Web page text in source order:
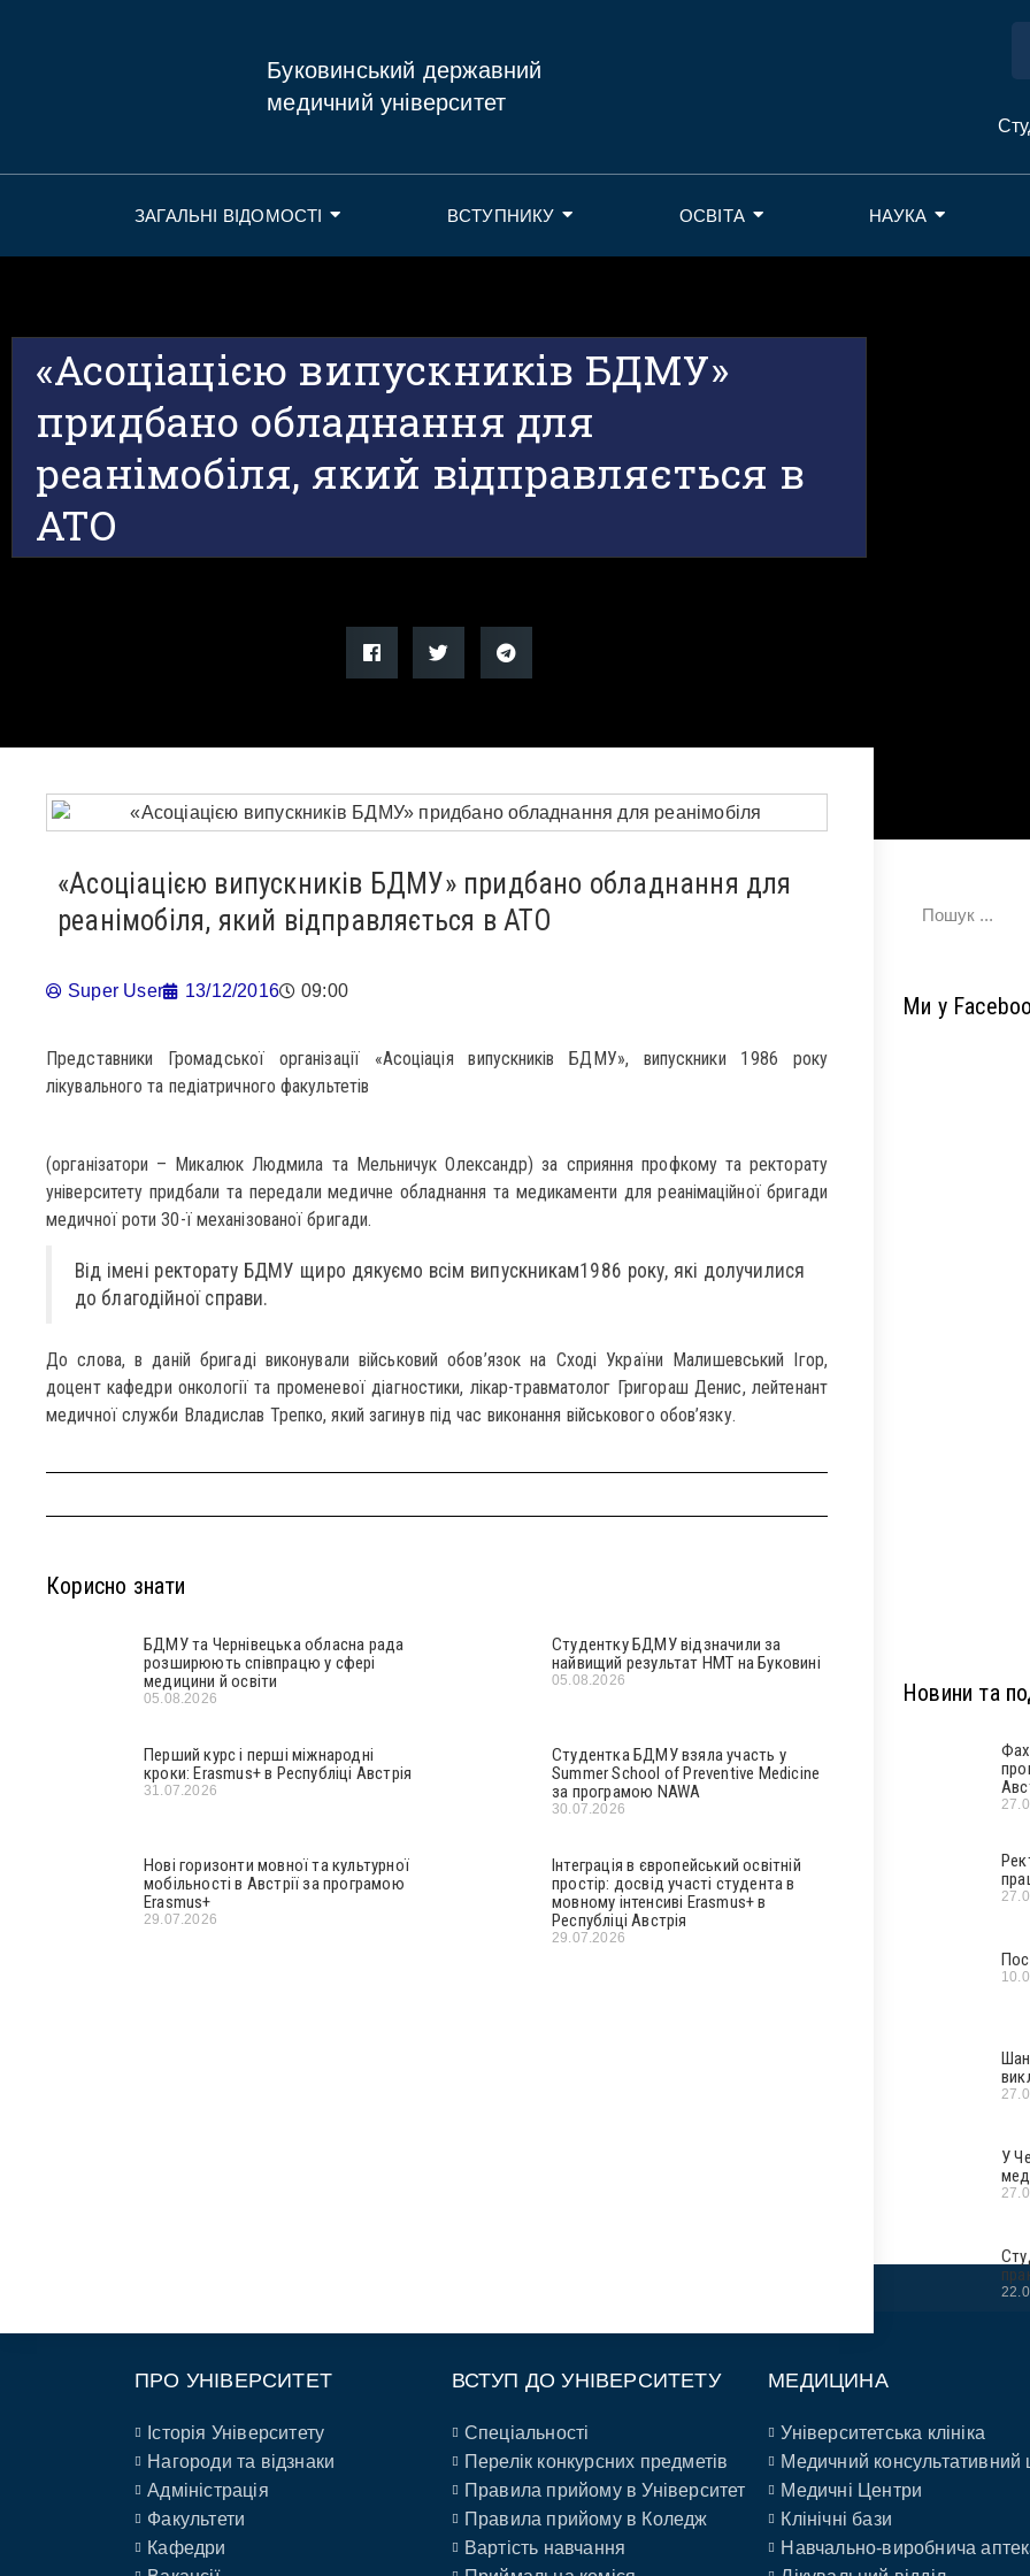
Буковинський державний
медичний університет
ЗАГАЛЬНІ ВІДОМОСТІ ВСТУПНИКУ ОСВІТА НАУКА
«Асоціацією випускників БДМУ»
придбано обладнання для
реанімобіля, який відправляється в
АТО
«Асоціацією випускників БДМУ» придбано обладнання для
реанімобіля, який відправляється в АТО
Super User 13/12/2016 09:00
Представники Громадської організації «Асоціація випускників БДМУ», випускники 1986 року
лікувального та педіатричного факультетів
(організатори – Микалюк Людмила та Мельничук Олександр) за сприяння профкому та ректорату
університету придбали та передали медичне обладнання та медикаменти для реанімаційної бригади
медичної роти 30-ї механізованої бригади.
Від імені ректорату БДМУ щиро дякуємо всім випускникам1986 року, які долучилися
до благодійної справи.
До слова, в даній бригаді виконували військовий обов’язок на Сході України Малишевський Ігор,
доцент кафедри онкології та променевої діагностики, лікар-травматолог Григораш Денис, лейтенант
медичної служби Владислав Трепко, який загинув під час виконання військового обов’язку.
Корисно знати
БДМУ та Чернівецька обласна рада
розширюють співпрацю у сфері
медицини й освіти
05.08.2026
Студентку БДМУ відзначили за
найвищий результат НМТ на Буковині
05.08.2026
Перший курс і перші міжнародні
кроки: Erasmus+ в Республіці Австрія
31.07.2026
Студентка БДМУ взяла участь у
Summer School of Preventive Medicine
за програмою NAWA
30.07.2026
Нові горизонти мовної та культурної
мобільності в Австрії за програмою
Erasmus+
29.07.2026
Інтеграція в європейський освітній
простір: досвід участі студента в
мовному інтенсиві Erasmus+ в
Республіці Австрія
29.07.2026
Ми у
Новини та
У
ПРО УНІВЕРСИТЕТ
Історія Університету
Нагороди та відзнаки
Адміністрація
Факультети
Кафедри
ВСТУП ДО УНІВЕРСИТЕТУ
Спеціальності
Перелік конкурсних предметів
Правила прийому в Університет
Правила прийому в Коледж
Вартість навчання
МЕДИЦИНА
Університетська клініка
Медичний консультативний
Медичні Центри
Клінічні бази
Навчально-виробнича